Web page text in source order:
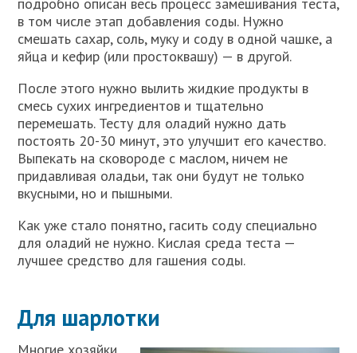
в том числе этап добавления соды. Нужно
смешать сахар, соль, муку и соду в одной чашке, а
яйца и кефир (или простоквашу) — в другой.
После этого нужно вылить жидкие продукты в
смесь сухих ингредиентов и тщательно
перемешать. Тесту для оладий нужно дать
постоять 20-30 минут, это улучшит его качество.
Выпекать на сковороде с маслом, ничем не
придавливая оладьи, так они будут не только
вкусными, но и пышными.
Как уже стало понятно, гасить соду специально
для оладий не нужно. Кислая среда теста —
лучшее средство для гашения соды.
Для шарлотки
Многие хозяйки